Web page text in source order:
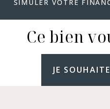
SIMULER VOTRE
Ce bien
JE